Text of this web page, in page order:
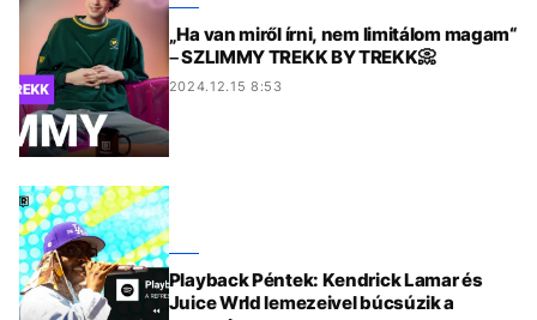
„Ha van miről írni, nem limitálom magam“
– SZLIMMY TREKK BY TREKK📀
2024.12.15 8:53
Playback Péntek: Kendrick Lamar és
Juice Wrld lemezeivel búcsúzik a